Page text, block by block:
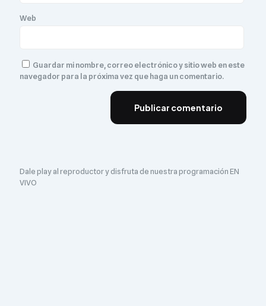
Web
Guardar mi nombre, correo electrónico y sitio web en este
navegador para la próxima vez que haga un comentario.
Dale play al reproductor y disfruta de nuestra programación EN
VIVO